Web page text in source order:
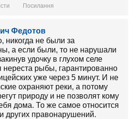
Посилання
Федотов
никогда не были за
а если были, то не нарушали
удочку в глухом селе
нереста рыбы, гарантированно
уже через 5 минут. И не
охраняют реки, а потому
природу и не позволят кому
дома. То же самое относится
других правонарушений.